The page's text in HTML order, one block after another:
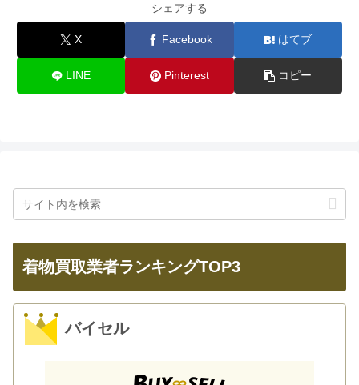
シェアする
X Facebook はてブ
LINE Pinterest コピー
着物買取業者ランキングTOP3
バイセル